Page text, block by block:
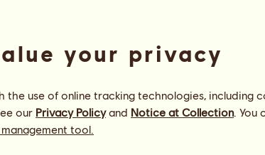
centra jsou pro správný chod hry nezbytná. V
ustájených koní
your privacy
use of online tracking technologies, including
our Privacy Policyand Notice at Collection. You
tool.